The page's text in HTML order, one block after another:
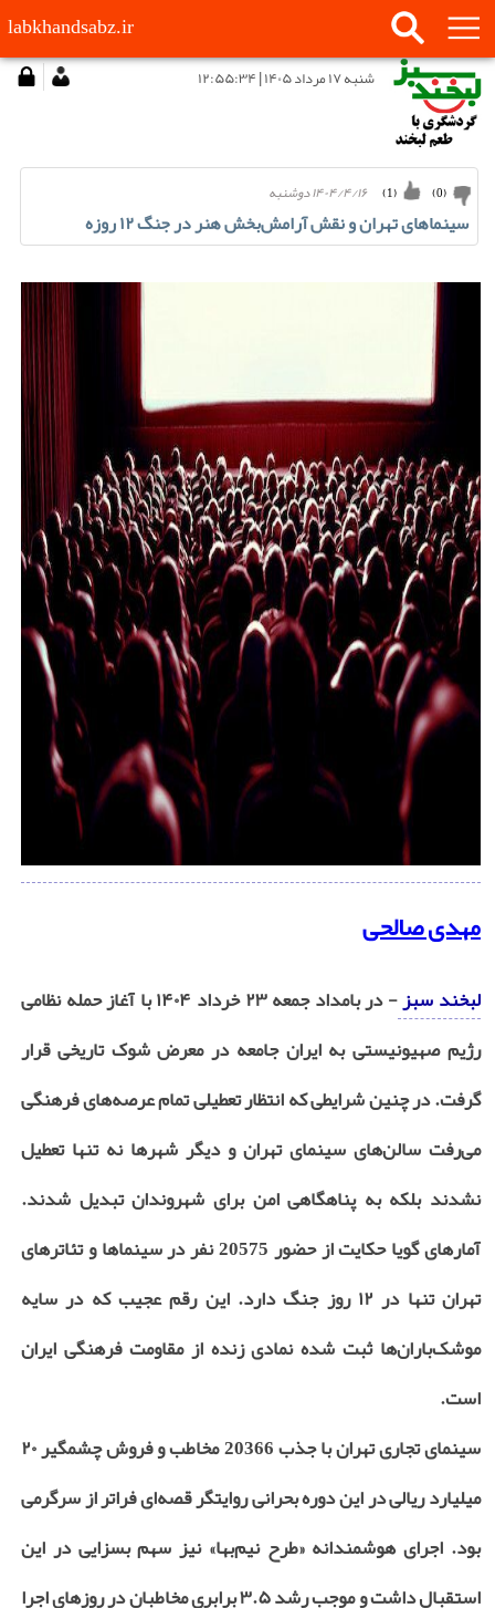
labkhandsabz.ir
شنبه ۱۷ مرداد ۱۴۰۵ | ۱۲:۵۵:۳۴
۱۴۰۴/۴/۱۶ دوشنبه (
1
) (
0
)
سینماهای تهران و نقش آرامش‌بخش هنر در جنگ ۱۲ روزه
مهدی صالحی
لبخند سبز
- در بامداد جمعه ۲۳ خرداد ۱۴۰۴ با آغاز حمله نظامی
رژیم صهیونیستی به ایران جامعه در معرض شوک تاریخی قرار
گرفت. در چنین شرایطی که انتظار تعطیلی تمام عرصه‌های فرهنگی
می‌رفت سالن‌های سینمای تهران و دیگر شهرها نه تنها تعطیل
نشدند بلکه به پناهگاهی امن برای شهروندان تبدیل شدند.
آمارهای گویا حکایت از حضور 20575 نفر در سینماها و تئاترهای
تهران تنها در ۱۲ روز جنگ دارد. این رقم عجیب که در سایه
موشک‌باران‌ها ثبت شده نمادی زنده از مقاومت فرهنگی ایران
است.
سینمای تجاری تهران با جذب 20366 مخاطب و فروش چشمگیر ۲۰
میلیارد ریالی در این دوره بحرانی روایتگر قصه‌ای فراتر از سرگرمی
بود. اجرای هوشمندانه «طرح نیم‌بها» نیز سهم بسزایی در این
استقبال داشت و موجب رشد ۳.۵ برابری مخاطبان در روزهای اجرا